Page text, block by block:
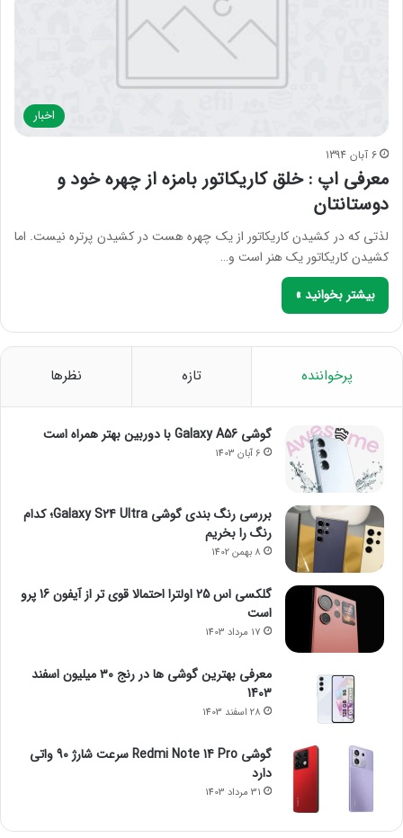
اخبار
6 آبان 1394
معرفی اپ : خلق کاریکاتور بامزه از چهره خود و
دوستانتان
لذتی که در کشیدن کاریکاتور از یک چهره هست در کشیدن پرتره نیست. اما
کشیدن کاریکاتور یک هنر است و…
بیشتر بخوانید »
پرخواننده تازه نظرها
گوشی Galaxy A56 با دوربین بهتر همراه است
6 آبان 1403
بررسی رنگ بندی گوشی Galaxy S24 Ultra؛ کدام
رنگ را بخریم
8 بهمن 1402
گلکسی اس 25 اولترا احتمالا قوی تر از آیفون 16 پرو
است
17 مرداد 1403
معرفی بهترین گوشی ها در رنج ۳۰ میلیون اسفند
1403
28 اسفند 1403
گوشی Redmi Note 14 Pro سرعت شارژ 90 واتی
دارد
31 مرداد 1403